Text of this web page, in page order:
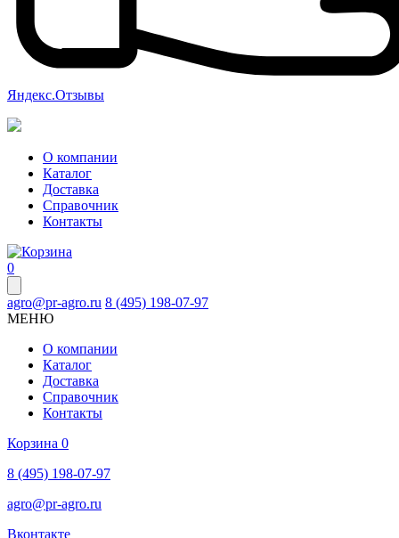
Яндекс.Отзывы
О компании
Каталог
Доставка
Справочник
Контакты
0
agro@pr-agro.ru 8 (495) 198-07-97
МЕНЮ
О компании
Каталог
Доставка
Справочник
Контакты
Корзина 0
8 (495) 198-07-97
agro@pr-agro.ru
Вконтакте